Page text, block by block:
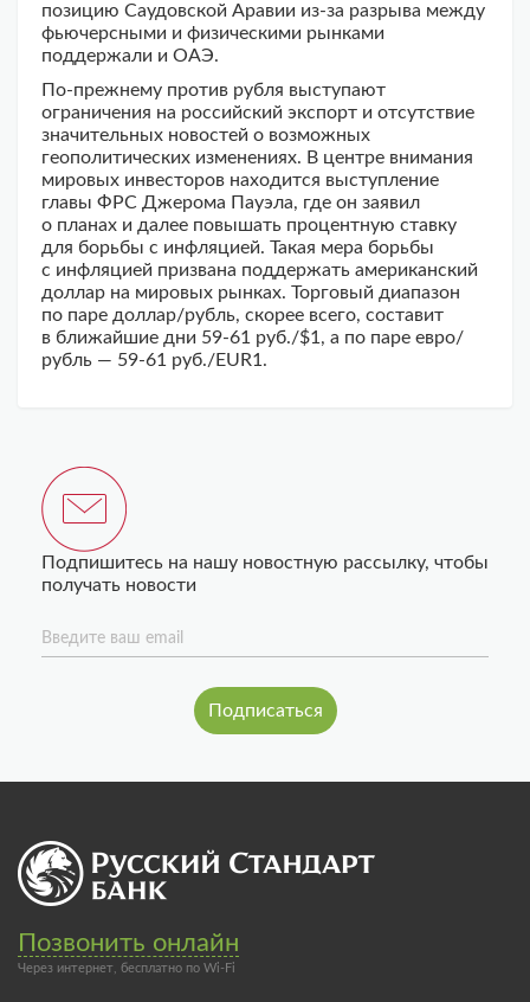
позицию Саудовской Аравии из-за разрыва между
фьючерсными и физическими рынками
поддержали и ОАЭ.
По-прежнему против рубля выступают
ограничения на российский экспорт и отсутствие
значительных новостей о возможных
геополитических изменениях. В центре внимания
мировых инвесторов находится выступление
главы ФРС Джерома Пауэла, где он заявил
о планах и далее повышать процентную ставку
для борьбы с инфляцией. Такая мера борьбы
с инфляцией призвана поддержать американский
доллар на мировых рынках. Торговый диапазон
по паре доллар/рубль, скорее всего, составит
в ближайшие дни 59-61 руб./$1, а по паре евро/
рубль — 59-61 руб./EUR1.
Подпишитесь на нашу новостную рассылку, чтобы
получать новости
Введите ваш email
Позвонить онлайн
Через интернет, бесплатно по Wi-Fi